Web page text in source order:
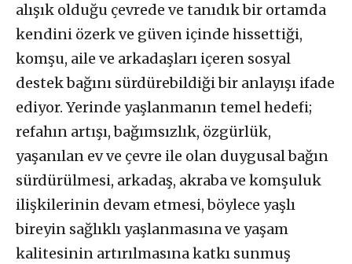
alışık olduğu çevrede ve tanıdık bir ortamda
kendini özerk ve güven içinde hissettiği,
komşu, aile ve arkadaşları içeren sosyal
destek bağını sürdürebildiği bir anlayışı ifade
ediyor. Yerinde yaşlanmanın temel hedefi;
refahın artışı, bağımsızlık, özgürlük,
yaşanılan ev ve çevre ile olan duygusal bağın
sürdürülmesi, arkadaş, akraba ve komşuluk
ilişkilerinin devam etmesi, böylece yaşlı
bireyin sağlıklı yaşlanmasına ve yaşam
kalitesinin artırılmasına katkı sunmuş